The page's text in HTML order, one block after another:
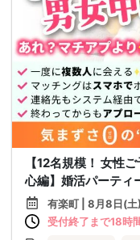
【12名規模！ 女性
心編】婚活パーティ
有楽町 | 8月8日(
受付終了まで18時